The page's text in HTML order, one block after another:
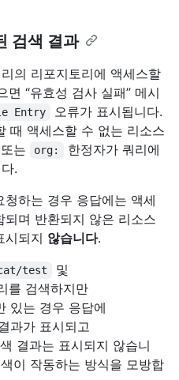
검색 결과
의 리포지토리에 액세스할
“유효성 검사 실패” 메시
Entry
오류가 표시됩니다.
때 액세스할 수 없는 리소스
또는 org:
한정자가 쿼리에
.
하는 경우 응답에는 액세
며 반환되지 않은 리소스
시되지 않습니다.
test 및
를 검색하지만
있는 경우 응답에
과가 표시되고
결과는 표시되지 않습니
이 작동하는 방식을 모방합